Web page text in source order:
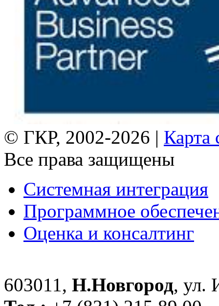
© ГКР, 2002-2026 | Карта
Все права защищены
Системная интеграция
Программное
Оценка и консалтинг
603011, Н.Новгород, ул.